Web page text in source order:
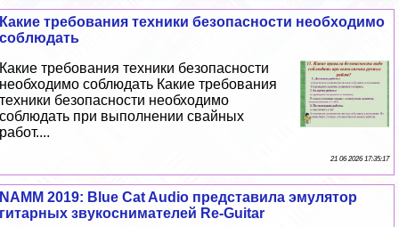
Какие требования техники безопасности необходимо
соблюдать
Какие требования техники безопасности
необходимо соблюдать Какие требования
техники безопасности необходимо
соблюдать при выполнении свайных
работ....
21 06 2026 17:35:17
NAMM 2019: Blue Cat Audio представила эмулятор
гитарных звукоснимателей Re-Guitar